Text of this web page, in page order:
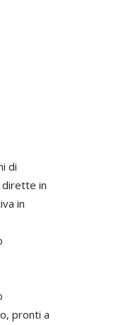
di
dirette in
in
pronti a